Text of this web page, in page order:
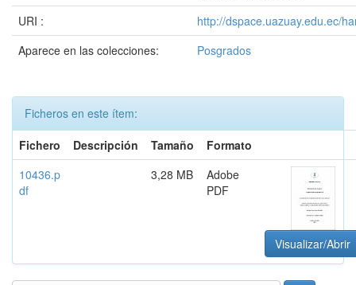
URI :
http://dspace.uazuay.edu.ec/
Aparece en las colecciones:
Posgrados
Ficheros en este ítem:
Fichero
Descripción Tamaño
Formato
10436.p
df
3,28 MB
Adobe
PDF
Visualizar/Abrir